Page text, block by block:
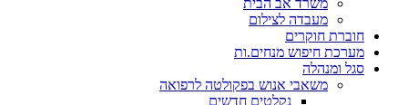
משרד אב הבית
מעבדה לצילום
חוברת חוקרים
מערכת חיפוש מנחים.ות
סגל ומנהלה
משאבי אנוש בפקולטה לרפואה
נקלטים חדשים